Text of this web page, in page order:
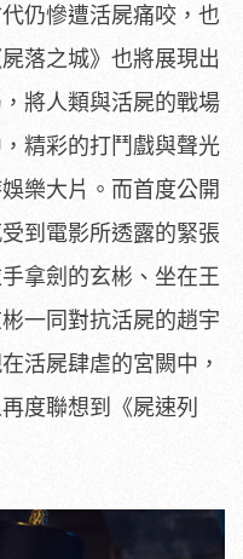
仍慘遭活屍痛咬，也
落之城》也將展現出
將人類與活屍的戰場
精彩的打鬥戲與聲光
樂大片。而首度公開
到電影所透露的緊張
拿劍的玄彬、坐在王
一同對抗活屍的趙宇
活屍肆虐的宮闕中，
度聯想到《屍速列